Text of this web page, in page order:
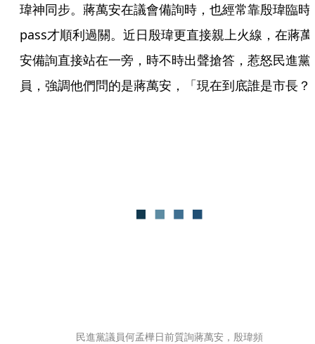
瑋神同步。蔣萬安在議會備詢時，也經常靠殷瑋臨時
pass才順利過關。近日殷瑋更直接親上火線，在蔣萬
安備詢直接站在一旁，時不時出聲搶答，惹怒民進黨
員，強調他們問的是蔣萬安，「現在到底誰是市長？
民進黨議員何孟樺日前質詢蔣萬安，殷瑋頻